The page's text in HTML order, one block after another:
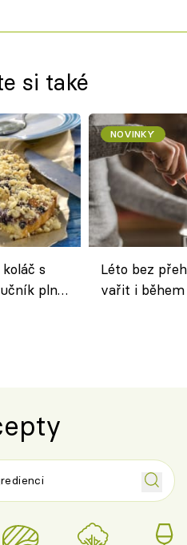
si také
s
plný
NOVINKY
Léto bez
vařit i